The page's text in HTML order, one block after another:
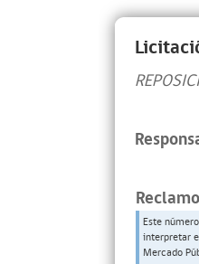
Este
interpretar
Mercado